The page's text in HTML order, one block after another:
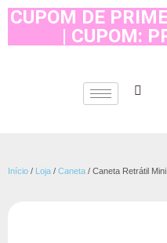
CUPOM DE
| CUPOM:
Início / Loja / Caneta / Caneta Retrátil